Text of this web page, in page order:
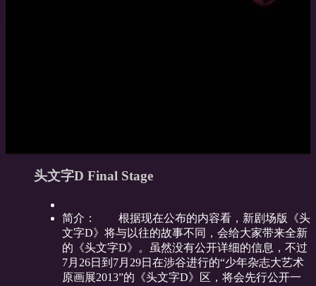
头文字D Final Stage
简介：
根据现在公布的内容看，新剧场版《头
文字D》将与以往的故事不同，会给大家带来全新
的《头文字D》。虽然没有公开详细的信息，不过
7月26日到7月29日在涉谷进行的“少年杂志大艺术
原画展2013”的《头文字D》区，将会先行公开一